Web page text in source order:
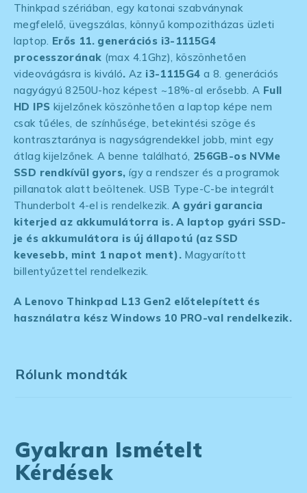
Thinkpad szériában, egy katonai szabványnak
megfelelő, üvegszálas, könnyű kompozitházas üzleti
laptop. Erős 11. generációs i3-1115G4
processzorának (max 4.1Ghz), köszönhetően
videovágásra is kiváló. Az i3-1115G4 a 8. generációs
nagyágyú 8250U-hoz képest ~18%-al erősebb. A Full
HD IPS kijelzőnek köszönhetően a laptop képe nem
csak tűéles, de színhűsége, betekintési szöge és
kontrasztaránya is nagyságrendekkel jobb, mint egy
átlag kijelzőnek. A benne található, 256GB-os NVMe
SSD rendkívül gyors, így a rendszer és a programok
pillanatok alatt beöltenek. USB Type-C-be integrált
Thunderbolt 4-el is rendelkezik.A gyári garancia
kiterjed az akkumulátorra is. A laptop gyári SSD-
je és akkumulátora is új állapotú (az SSD
kevesebb, mint 1 napot ment). Magyarított
billentyűzettel rendelkezik.
A Lenovo Thinkpad L13 Gen2 előtelepített és
használatra kész Windows 10 PRO-val rendelkezik.
Rólunk mondták
Gyakran Ismételt
Kérdések